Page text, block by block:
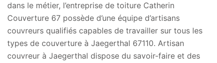
dans le métier, l’entreprise de toiture Catherin
Couverture 67 possède d’une équipe d’artisans
couvreurs qualifiés capables de travailler sur tous les
types de couverture à Jaegerthal 67110. Artisan
couvreur à Jaegerthal dispose du savoir-faire et des